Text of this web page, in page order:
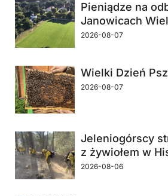
Pieniądze na
Janowicach
2026-08-07
Wielki Dzień
2026-08-07
Jeleniogórscy
z żywiołem w
2026-08-06